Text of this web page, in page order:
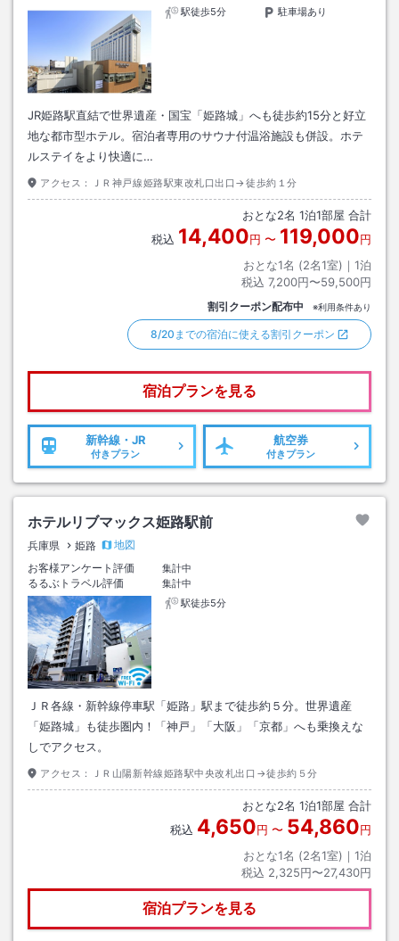
駅徒歩5分
駐車場あり
JR姫路駅直結で世界遺産・国宝「姫路城」へも徒歩約15分と好立
地な都市型ホテル。宿泊者専用のサウナ付温浴施設も併設。ホテ
ルステイをより快適に…
アクセス： ＪＲ神戸線姫路駅東改札口出口→徒歩約１分
おとな2名 1泊1部屋 合計
税込 14,400円 〜 119,000円
おとな1名 (2名1室)｜ 1泊
税込 7,200円〜59,500円
割引クーポン配布中 ※利用条件あり
8/20までの宿泊に使える割引クーポン
宿泊プランを見る
新幹線・JR
付きプラン
航空券
付きプラン
ホテルリブマックス姫路駅前
兵庫県 姫路
地図
お客様アンケート評価
集計中
るるぶトラベル評価
集計中
駅徒歩5分
ＪＲ各線・新幹線停車駅「姫路」駅まで徒歩約５分。世界遺産
「姫路城」も徒歩圏内！「神戸」「大阪」「京都」へも乗換えな
しでアクセス。
アクセス： ＪＲ山陽新幹線姫路駅中央改札出口→徒歩約５分
おとな2名 1泊1部屋 合計
税込 4,650円 〜 54,860円
おとな1名 (2名1室)｜ 1泊
税込 2,325円〜27,430円
宿泊プランを見る